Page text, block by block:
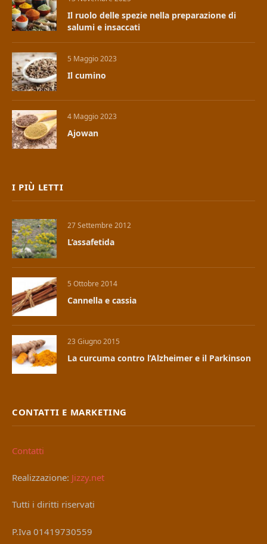
Il ruolo delle spezie nella preparazione di
salumi e insaccati
5 Maggio 2023
Il cumino
4 Maggio 2023
Ajowan
I PIÙ LETTI
27 Settembre 2012
L’assafetida
5 Ottobre 2014
Cannella e cassia
23 Giugno 2015
La curcuma contro l’Alzheimer e il Parkinson
CONTATTI E MARKETING
Contatti
Realizzazione: Jizzy.net
Tutti i diritti riservati
P.Iva 01419730559